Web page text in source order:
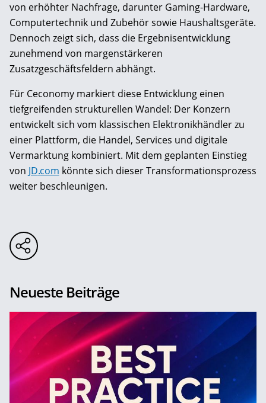
von erhöhter Nachfrage, darunter Gaming-Hardware,
Computertechnik und Zubehör sowie Haushaltsgeräte.
Dennoch zeigt sich, dass die Ergebnisentwicklung
zunehmend von margenstärkeren
Zusatzgeschäftsfeldern abhängt.
Für Ceconomy markiert diese Entwicklung einen
tiefgreifenden strukturellen Wandel: Der Konzern
entwickelt sich vom klassischen Elektronikhändler zu
einer Plattform, die Handel, Services und digitale
Vermarktung kombiniert. Mit dem geplanten Einstieg
von JD.com könnte sich dieser Transformationsprozess
weiter beschleunigen.
Neueste Beiträge